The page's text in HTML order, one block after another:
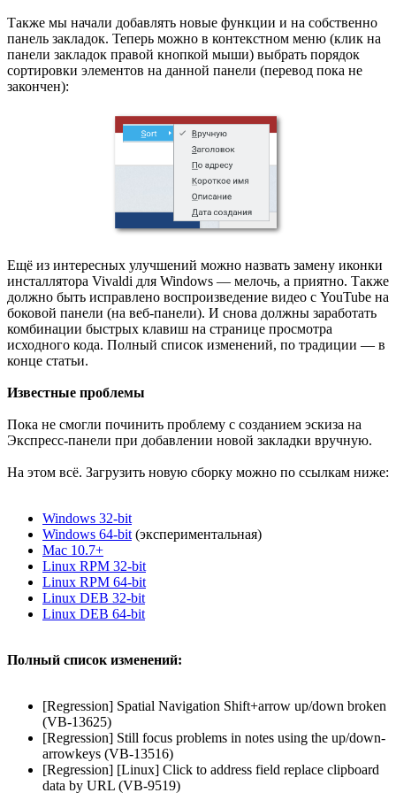
Также мы начали добавлять новые функции и на собственно
панель закладок. Теперь можно в контекстном меню (клик на
панели закладок правой кнопкой мыши) выбрать порядок
сортировки элементов на данной панели (перевод пока не
закончен):
Ещё из интересных улучшений можно назвать замену иконки
инсталлятора Vivaldi для Windows — мелочь, а приятно. Также
должно быть исправлено воспроизведение видео с YouTube на
боковой панели (на веб-панели). И снова должны заработать
комбинации быстрых клавиш на странице просмотра
исходного кода. Полный список изменений, по традиции — в
конце статьи.
Известные проблемы
Пока не смогли починить проблему с созданием эскиза на
Экспресс-панели при добавлении новой закладки вручную.
На этом всё. Загрузить новую сборку можно по ссылкам ниже:
Windows 32-bit
Windows 64-bit (экспериментальная)
Mac 10.7+
Linux RPM 32-bit
Linux RPM 64-bit
Linux DEB 32-bit
Linux DEB 64-bit
Полный список изменений:
[Regression] Spatial Navigation Shift+arrow up/down broken
(VB-13625)
[Regression] Still focus problems in notes using the up/down-
arrowkeys (VB-13516)
[Regression] [Linux] Click to address field replace clipboard
data by URL (VB-9519)